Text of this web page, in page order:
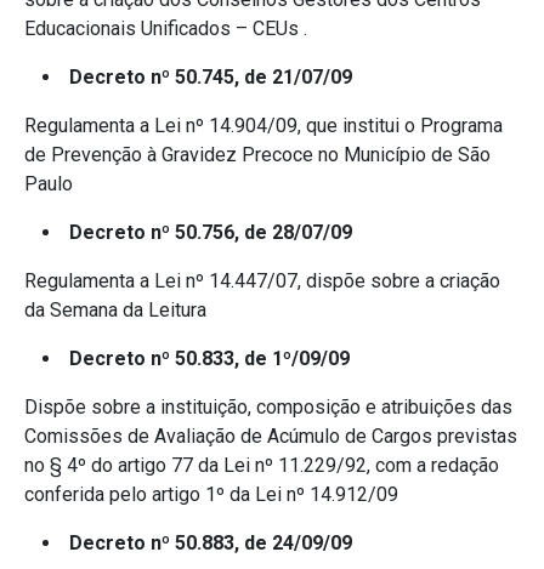
Educacionais Unificados – CEUs .
Decreto nº 50.745, de 21/07/09
Regulamenta a Lei nº 14.904/09, que institui o Programa
de Prevenção à Gravidez Precoce no Município de São
Paulo
Decreto nº 50.756, de 28/07/09
Regulamenta a Lei nº 14.447/07, dispõe sobre a criação
da Semana da Leitura
Decreto nº 50.833, de 1º/09/09
Dispõe sobre a instituição, composição e atribuições das
Comissões de Avaliação de Acúmulo de Cargos previstas
no § 4º do artigo 77 da Lei nº 11.229/92, com a redação
conferida pelo artigo 1º da Lei nº 14.912/09
Decreto nº 50.883, de 24/09/09